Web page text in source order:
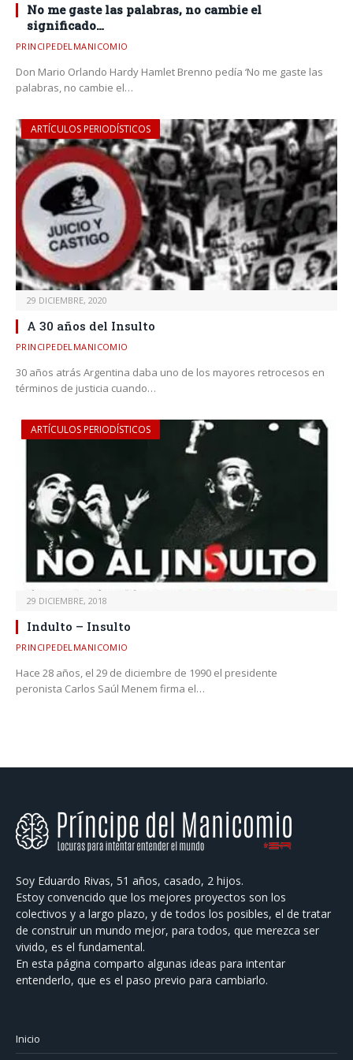
No me gaste las palabras, no cambie el
significado…
PRINCIPEDELMANICOMIO
Don Mario Orlando Hardy Hamlet Brenno pedía ‘No me gaste las
palabras, no cambie el…
ARTÍCULOS PERIODÍSTICOS
29 DICIEMBRE, 2020
A 30 años del Insulto
PRINCIPEDELMANICOMIO
30 años atrás Argentina daba uno de los mayores retrocesos en
términos de justicia cuando…
ARTÍCULOS PERIODÍSTICOS
29 DICIEMBRE, 2018
Indulto – Insulto
PRINCIPEDELMANICOMIO
Hace 28 años, el 29 de diciembre de 1990 el presidente
peronista Carlos Saúl Menem firma el…
Soy Eduardo Rivas, 51 años, casado, 2 hijos.
Estoy convencido que los mejores proyectos son los
colectivos y a largo plazo, y de todos los posibles, el de tratar
de construir un mundo mejor, para todos, que merezca ser
vivido, es el fundamental.
En esta página comparto algunas ideas para intentar
entenderlo, que es el paso previo para cambiarlo.
Inicio